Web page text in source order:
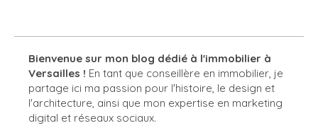
Bienvenue sur mon blog dédié à l'immobilier à
Versailles ! En tant que conseillère en immobilier, je
partage ici ma passion pour l'histoire, le design et
l'architecture, ainsi que mon expertise en marketing
digital et réseaux sociaux.